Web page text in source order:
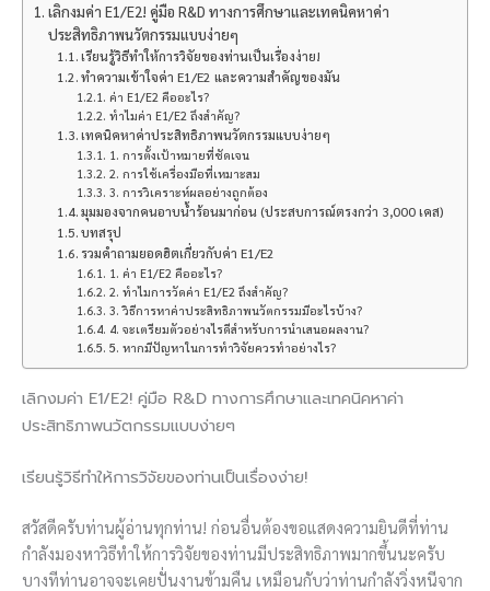
เลิกงมค่า E1/E2! คู่มือ R&D ทางการศึกษาและเทคนิคหาค่า
ประสิทธิภาพนวัตกรรมแบบง่ายๆ
เรียนรู้วิธีทำให้การวิจัยของท่านเป็นเรื่องง่าย!
ทำความเข้าใจค่า E1/E2 และความสำคัญของมัน
ค่า E1/E2 คืออะไร?
ทำไมค่า E1/E2 ถึงสำคัญ?
เทคนิคหาค่าประสิทธิภาพนวัตกรรมแบบง่ายๆ
1. การตั้งเป้าหมายที่ชัดเจน
2. การใช้เครื่องมือที่เหมาะสม
3. การวิเคราะห์ผลอย่างถูกต้อง
มุมมองจากคนอาบน้ำร้อนมาก่อน (ประสบการณ์ตรงกว่า 3,000 เคส)
บทสรุป
รวมคำถามยอดฮิตเกี่ยวกับค่า E1/E2
1. ค่า E1/E2 คืออะไร?
2. ทำไมการวัดค่า E1/E2 ถึงสำคัญ?
3. วิธีการหาค่าประสิทธิภาพนวัตกรรมมีอะไรบ้าง?
4. จะเตรียมตัวอย่างไรดีสำหรับการนำเสนอผลงาน?
5. หากมีปัญหาในการทำวิจัยควรทำอย่างไร?
เลิกงมค่า E1/E2! คู่มือ R&D ทางการศึกษาและเทคนิคหาค่า
ประสิทธิภาพนวัตกรรมแบบง่ายๆ
เรียนรู้วิธีทำให้การวิจัยของท่านเป็นเรื่องง่าย!
สวัสดีครับท่านผู้อ่านทุกท่าน! ก่อนอื่นต้องขอแสดงความยินดีที่ท่าน
กำลังมองหาวิธีทำให้การวิจัยของท่านมีประสิทธิภาพมากขึ้นนะครับ
บางทีท่านอาจจะเคยปั่นงานข้ามคืน เหมือนกับว่าท่านกำลังวิ่งหนีจาก